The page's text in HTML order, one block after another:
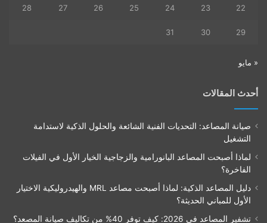
22
23
24
25
26
27
28
29
30
31
« مايو
أحدث المقالات
صيانة المصاعد: التحديات الفنية الشائعة والحلول الذكية لاستدامة
التشغيل
لماذا أصبحت المصاعد البانورامية والزجاجية الخيار الأول في الفيلات
الفاخرة؟
دليل المصاعد الذكية: لماذا أصبحت مصاعد MRL والهيدروليكية الاختيار
الأول للمباني الحديثة؟
تشفير المصاعد في 2026: كيف توفر 40% من تكاليف صيانة المصعد؟